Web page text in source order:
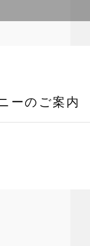
ーのご案内